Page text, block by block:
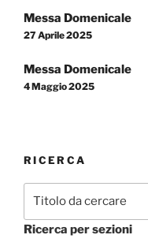
articoli
Messa Domenicale
27 Aprile 2025
Messa Domenicale
4 Maggio 2025
RICERCA
Ricerca per sezioni